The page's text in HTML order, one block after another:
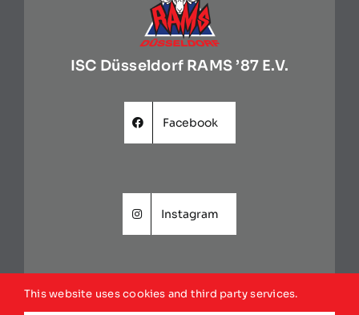
ISC Düsseldorf RAMS ’87 E.V.
Facebook
Instagram
This website uses cookies and third party services.